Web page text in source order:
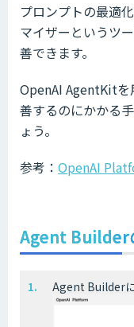
プロンプトの最適
マイザーというツ
善できます。
OpenAI AgentKitを
善するのにかかる
ょう。
参考： OpenAI
Agent Builder
Agent Builder